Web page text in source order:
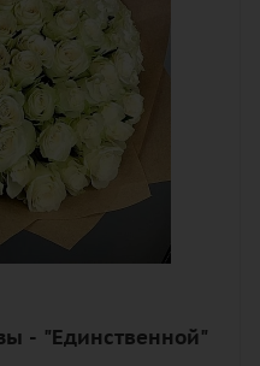
упаковка
- "Единственной"